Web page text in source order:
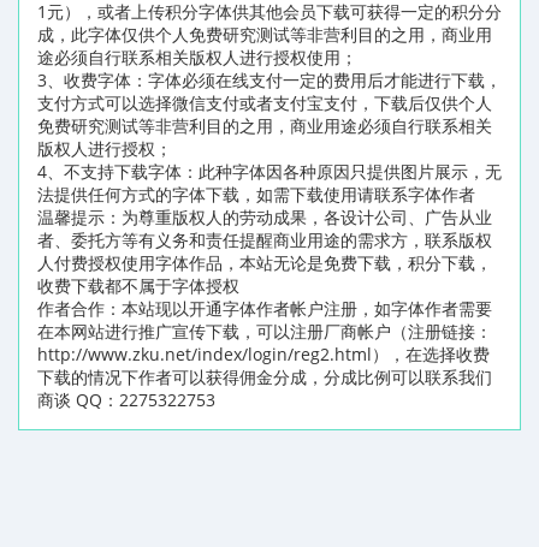
1元），或者上传积分字体供其他会员下载可获得一定的积分分
成，此字体仅供个人免费研究测试等非营利目的之用，商业用
途必须自行联系相关版权人进行授权使用；
3、收费字体：字体必须在线支付一定的费用后才能进行下载，
支付方式可以选择微信支付或者支付宝支付，下载后仅供个人
免费研究测试等非营利目的之用，商业用途必须自行联系相关
版权人进行授权；
4、不支持下载字体：此种字体因各种原因只提供图片展示，无
法提供任何方式的字体下载，如需下载使用请联系字体作者
温馨提示：为尊重版权人的劳动成果，各设计公司、广告从业
者、委托方等有义务和责任提醒商业用途的需求方，联系版权
人付费授权使用字体作品，本站无论是免费下载，积分下载，
收费下载都不属于字体授权
作者合作：本站现以开通字体作者帐户注册，如字体作者需要
在本网站进行推广宣传下载，可以注册厂商帐户（注册链接：
http://www.zku.net/index/login/reg2.html），在选择收费
下载的情况下作者可以获得佣金分成，分成比例可以联系我们
商谈 QQ：2275322753